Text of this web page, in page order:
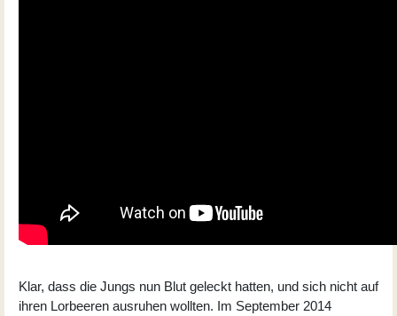
Klar, dass die Jungs nun Blut geleckt hatten, und sich nicht auf
ihren Lorbeeren ausruhen wollten. Im September 2014